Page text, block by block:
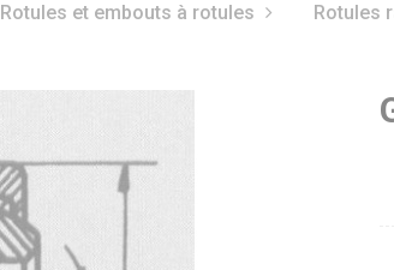
Rotules et embouts à rotules Rotules